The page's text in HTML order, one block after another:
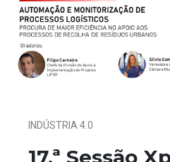
Notícias
Eventos
Projectos
INDÚSTRIA 4.0